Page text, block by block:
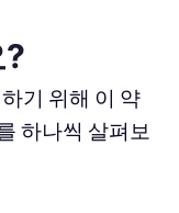
기 위해 이 약
하나씩 살펴보